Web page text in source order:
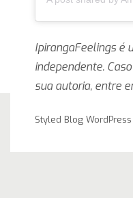
IpirangaFeelings é
independente.
sua autoria, entre
Styled Blog